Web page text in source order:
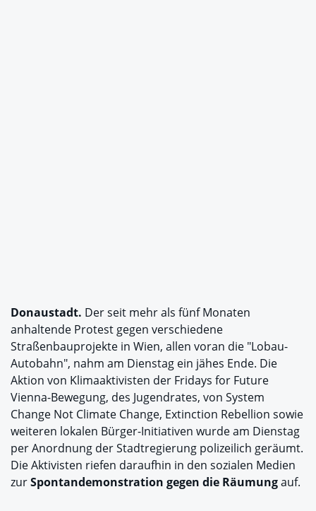
Donaustadt. Der seit mehr als fünf Monaten
anhaltende Protest gegen verschiedene
Straßenbauprojekte in Wien, allen voran die "Lobau-
Autobahn", nahm am Dienstag ein jähes Ende. Die
Aktion von Klimaaktivisten der Fridays for Future
Vienna-Bewegung, des Jugendrates, von System
Change Not Climate Change, Extinction Rebellion sowie
weiteren lokalen Bürger-Initiativen wurde am Dienstag
per Anordnung der Stadtregierung polizeilich geräumt.
Die Aktivisten riefen daraufhin in den sozialen Medien
zurSpontandemonstration gegen die Räumungauf.